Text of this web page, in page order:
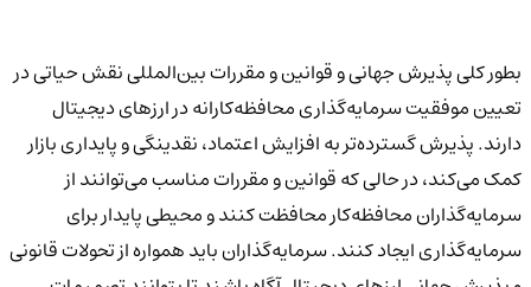
بطور کلی پذیرش جهانی و قوانین و مقررات بین‌المللی نقش حیاتی در
تعیین موفقیت سرمایه‌گذاری محافظه‌کارانه در ارزهای دیجیتال
دارند. پذیرش گسترده‌تر به افزایش اعتماد، نقدینگی و پایداری بازار
کمک می‌کند، در حالی که قوانین و مقررات مناسب می‌توانند از
سرمایه‌گذاران محافظه‌کار محافظت کنند و محیطی پایدار برای
سرمایه‌گذاری ایجاد کنند. سرمایه‌گذاران باید همواره از تحولات قانونی